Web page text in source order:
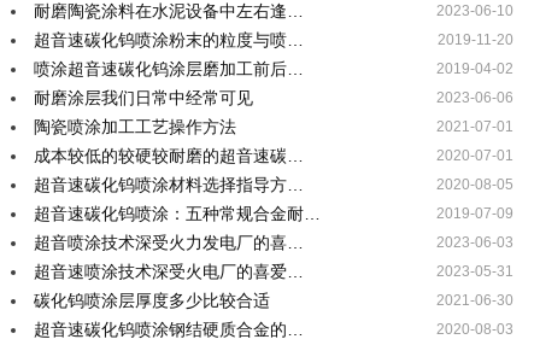
耐磨陶瓷涂料在水泥设备中左右逢… 2023-06-10
超音速碳化钨喷涂粉末的粒度与喷… 2019-11-20
喷涂超音速碳化钨涂层磨加工前后… 2019-04-02
耐磨涂层我们日常中经常可见 2023-06-06
陶瓷喷涂加工工艺操作方法 2021-07-01
成本较低的较硬较耐磨的超音速碳… 2020-07-01
超音速碳化钨喷涂材料选择指导方… 2020-08-05
超音速碳化钨喷涂：五种常规合金耐… 2019-07-09
超音喷涂技术深受火力发电厂的喜… 2023-06-03
超音速喷涂技术深受火电厂的喜爱… 2023-05-31
碳化钨喷涂层厚度多少比较合适 2021-06-30
超音速碳化钨喷涂钢结硬质合金的… 2020-08-03